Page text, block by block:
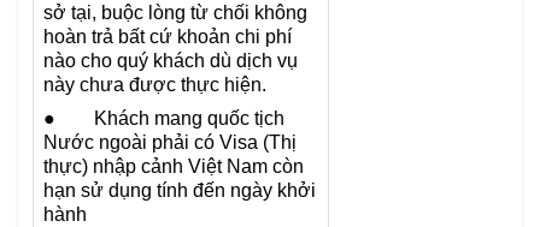
sở tại, buộc lòng từ chối không
hoàn trả bất cứ khoản chi phí
nào cho quý khách dù dịch vụ
này chưa được thực hiện.
● Khách mang quốc tịch
Nước ngoài phải có Visa (Thị
thực) nhập cảnh Việt Nam còn
hạn sử dụng tính đến ngày khởi
hành